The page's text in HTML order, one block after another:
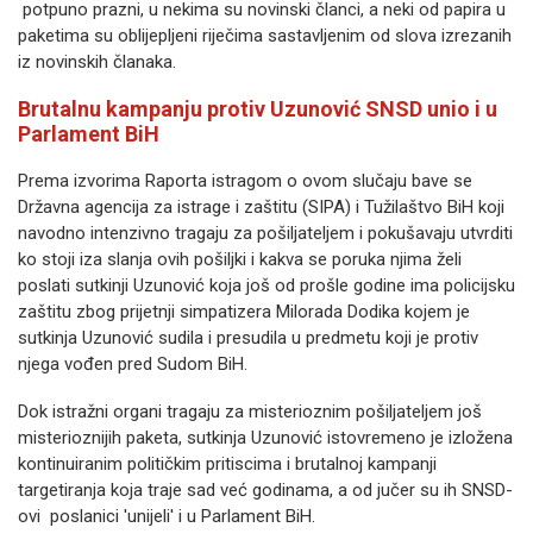
potpuno prazni, u nekima su novinski članci, a neki od papira u
paketima su oblijepljeni riječima sastavljenim od slova izrezanih
iz novinskih članaka.
Brutalnu kampanju protiv Uzunović SNSD unio i u
Parlament BiH
Prema izvorima Raporta istragom o ovom slučaju bave se
Državna agencija za istrage i zaštitu (SIPA) i Tužilaštvo BiH koji
navodno intenzivno tragaju za pošiljateljem i pokušavaju utvrditi
ko stoji iza slanja ovih pošiljki i kakva se poruka njima želi
poslati sutkinji Uzunović koja još od prošle godine ima policijsku
zaštitu zbog prijetnji simpatizera Milorada Dodika kojem je
sutkinja Uzunović sudila i presudila u predmetu koji je protiv
njega vođen pred Sudom BiH.
Dok istražni organi tragaju za misterioznim pošiljateljem još
misterioznijih paketa, sutkinja Uzunović istovremeno je izložena
kontinuiranim političkim pritiscima i brutalnoj kampanji
targetiranja koja traje sad već godinama, a od jučer su ih SNSD-
ovi poslanici 'unijeli' i u Parlament BiH.